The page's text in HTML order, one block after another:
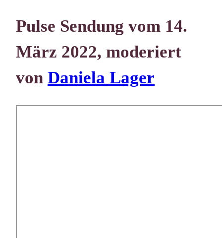
Pulse Sendung vom 14.
März 2022, moderiert
von Daniela Lager